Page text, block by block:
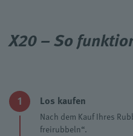
X20 – So
1 Los kaufen
Nach dem Kauf Ihres
freirubbeln“.